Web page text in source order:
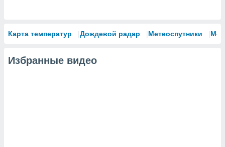
Карта температур Дождевой радар Метеоспутники
Избранные видео